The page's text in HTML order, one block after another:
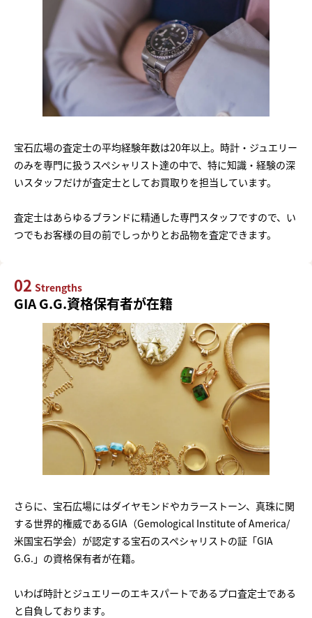
宝石広場の査定士の平均経験年数は20年以上。時計・ジュエリー
のみを専門に扱うスペシャリスト達の中で、特に知識・経験の深
いスタッフだけが査定士としてお買取りを担当しています。
査定士はあらゆるブランドに精通した専門スタッフですので、い
つでもお客様の目の前でしっかりとお品物を査定できます。
02 Strengths
GIA G.G.資格保有者が在籍
さらに、宝石広場にはダイヤモンドやカラーストーン、真珠に関
する世界的権威であるGIA（Gemological Institute of America/
米国宝石学会）が認定する宝石のスペシャリストの証「GIA
G.G.」の資格保有者が在籍。
いわば時計とジュエリーのエキスパートであるプロ査定士である
と自負しております。